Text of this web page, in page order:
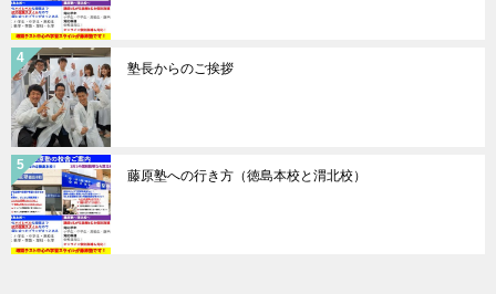
塾長からのご挨拶
藤原塾への行き方（徳島本校と渭北校）